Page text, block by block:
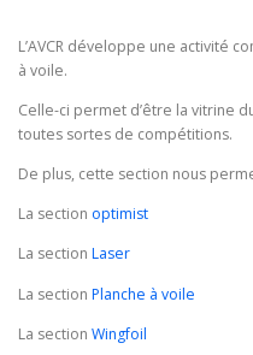
REGATES ALBUMS
L’AVCR développe une activité
à voile.
Celle-ci permet d’être la vitrine
toutes sortes de compétitions.
De plus, cette section nous
La section optimist
La section Laser
La section Planche à voile
La section Wingfoil